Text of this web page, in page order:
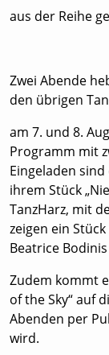
aus der Reihe
Zwei Abende
den übrigen
am 7. und 8.
Programm mit
Eingeladen sind
ihrem Stück
TanzHarz, mit
zeigen ein
Beatrice
Zudem kommt
of the Sky“ auf
Abenden per
wird.